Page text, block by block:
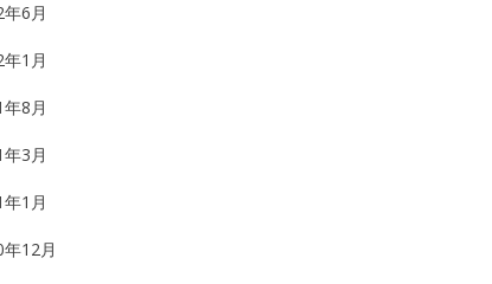
6月
1月
8月
3月
1月
12月